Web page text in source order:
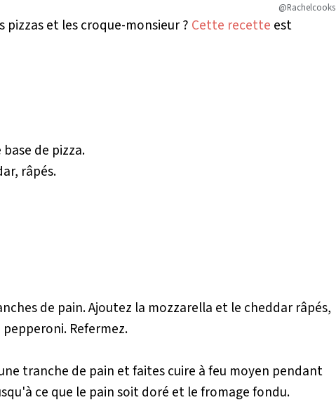
@Rachelcooks
pizzas et les croque-monsieur ? Cette recette est
de pizza.
râpés.
de pain. Ajoutez la mozzarella et le cheddar râpés,
Refermez.
tranche de pain et faites cuire à feu moyen pendant
ce que le pain soit doré et le fromage fondu.